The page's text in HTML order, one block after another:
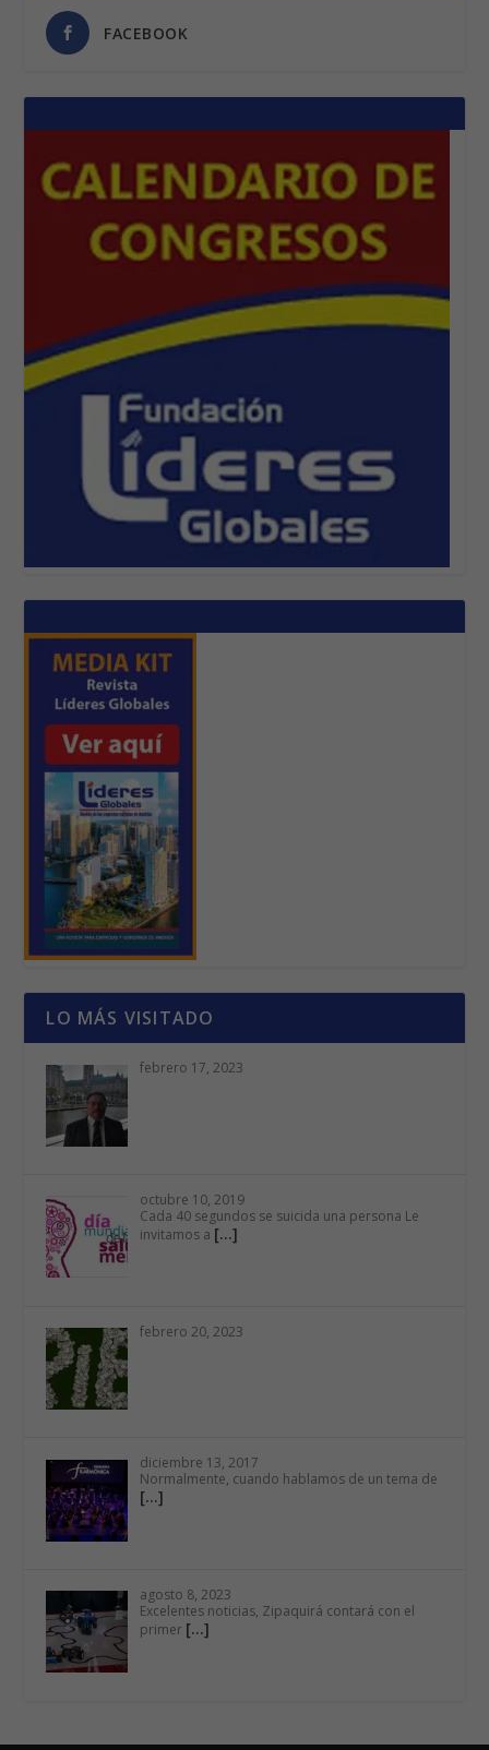
FACEBOOK
LO MÁS VISITADO
febrero 17, 2023
octubre 10, 2019
Cada 40 segundos se suicida una persona Le
invitamos a […]
febrero 20, 2023
diciembre 13, 2017
Normalmente, cuando hablamos de un tema de
[…]
agosto 8, 2023
Excelentes noticias, Zipaquirá contará con el
primer […]